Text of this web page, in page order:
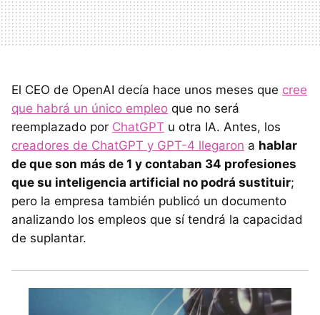
El CEO de OpenAI decía hace unos meses que cree
que habrá un único empleo que no será
reemplazado por ChatGPT u otra IA. Antes, los
creadores de ChatGPT y GPT-4 llegaron a hablar
de que son más de 1 y contaban 34 profesiones
que su inteligencia artificial no podrá sustituir;
pero la empresa también publicó un documento
analizando los empleos que sí tendrá la capacidad
de suplantar.